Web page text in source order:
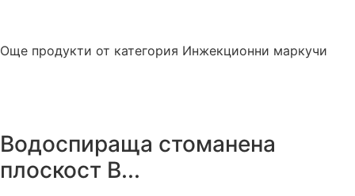
Още продукти от категория Инжекционни маркучи
Водоспираща стоманена
плоскост B...